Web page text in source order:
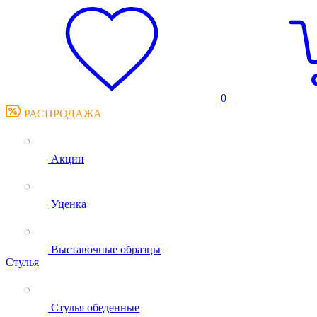
0
РАСПРОДАЖА
Акции
Уценка
Выставочные образцы
Стулья
Стулья обеденные